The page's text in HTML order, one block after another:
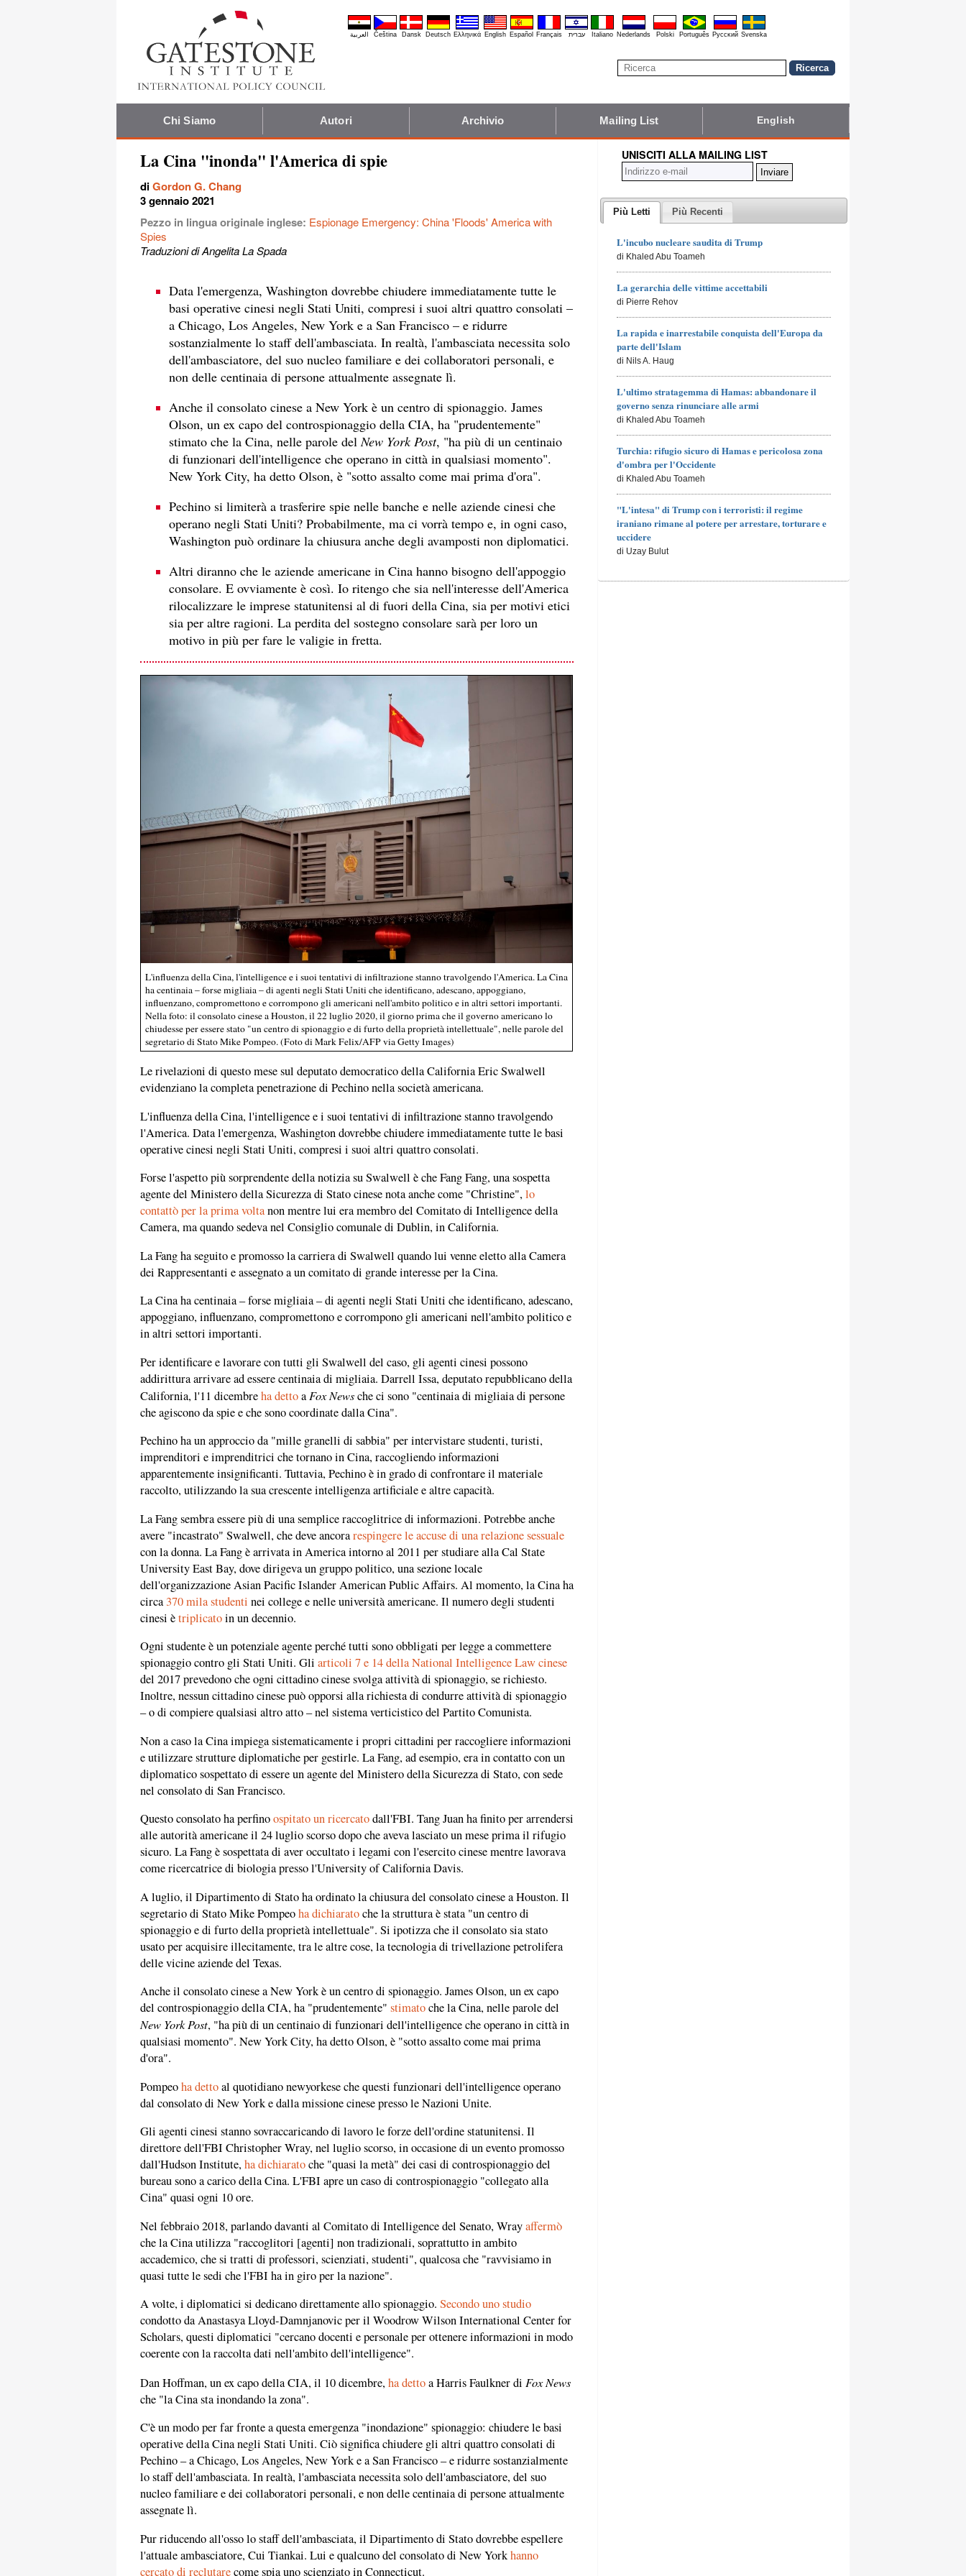
العربية Čeština Dansk Deutsch Ελληνικά English Español Français עברית Italiano Nederlands Polski Português Pyccĸий Svenska
Chi Siamo Autori Archivio Mailing List English
La Cina "inonda" l'America di spie
diGordon G. Chang
3 gennaio 2021
Pezzo in lingua originale inglese: Espionage Emergency: China 'Floods' America with
Spies
Traduzioni di Angelita La Spada
Data l'emergenza, Washington dovrebbe chiudere immediatamente tutte le
basi operative cinesi negli Stati Uniti, compresi i suoi altri quattro consolati –
a Chicago, Los Angeles, New York e a San Francisco – e ridurre
sostanzialmente lo staff dell'ambasciata. In realtà, l'ambasciata necessita solo
dell'ambasciatore, del suo nucleo familiare e dei collaboratori personali, e
non delle centinaia di persone attualmente assegnate lì.
Anche il consolato cinese a New York è un centro di spionaggio. James
Olson, un ex capo del controspionaggio della CIA, ha "prudentemente"
stimato che la Cina, nelle parole delNew York Post, "ha più di un centinaio
di funzionari dell'intelligence che operano in città in qualsiasi momento".
New York City, ha detto Olson, è "sotto assalto come mai prima d'ora".
Pechino si limiterà a trasferire spie nelle banche e nelle aziende cinesi che
operano negli Stati Uniti? Probabilmente, ma ci vorrà tempo e, in ogni caso,
Washington può ordinare la chiusura anche degli avamposti non diplomatici.
Altri diranno che le aziende americane in Cina hanno bisogno dell'appoggio
consolare. E ovviamente è così. Io ritengo che sia nell'interesse dell'America
rilocalizzare le imprese statunitensi al di fuori della Cina, sia per motivi etici
sia per altre ragioni. La perdita del sostegno consolare sarà per loro un
motivo in più per fare le valigie in fretta.
L'influenza della Cina, l'intelligence e i suoi tentativi di infiltrazione stanno travolgendo l'America. La Cina
ha centinaia – forse migliaia – di agenti negli Stati Uniti che identificano, adescano, appoggiano,
influenzano, compromettono e corrompono gli americani nell'ambito politico e in altri settori importanti.
Nella foto: il consolato cinese a Houston, il 22 luglio 2020, il giorno prima che il governo americano lo
chiudesse per essere stato "un centro di spionaggio e di furto della proprietà intellettuale", nelle parole del
segretario di Stato Mike Pompeo. (Foto di Mark Felix/AFP via Getty Images)
Le rivelazioni di questo mese sul deputato democratico della California Eric Swalwell
evidenziano la completa penetrazione di Pechino nella società americana.
L'influenza della Cina, l'intelligence e i suoi tentativi di infiltrazione stanno travolgendo
l'America. Data l'emergenza, Washington dovrebbe chiudere immediatamente tutte le basi
operative cinesi negli Stati Uniti, compresi i suoi altri quattro consolati.
Forse l'aspetto più sorprendente della notizia su Swalwell è che Fang Fang, una sospetta
agente del Ministero della Sicurezza di Stato cinese nota anche come "Christine",lo
contattò per la prima voltanon mentre lui era membro del Comitato di Intelligence della
Camera, ma quando sedeva nel Consiglio comunale di Dublin, in California.
La Fang ha seguito e promosso la carriera di Swalwell quando lui venne eletto alla Camera
dei Rappresentanti e assegnato a un comitato di grande interesse per la Cina.
La Cina ha centinaia – forse migliaia – di agenti negli Stati Uniti che identificano, adescano,
appoggiano, influenzano, compromettono e corrompono gli americani nell'ambito politico e
in altri settori importanti.
Per identificare e lavorare con tutti gli Swalwell del caso, gli agenti cinesi possono
addirittura arrivare ad essere centinaia di migliaia. Darrell Issa, deputato repubblicano della
California, l'11 dicembreha dettoa Fox Newsche ci sono "centinaia di migliaia di persone
che agiscono da spie e che sono coordinate dalla Cina".
Pechino ha un approccio da "mille granelli di sabbia" per intervistare studenti, turisti,
imprenditori e imprenditrici che tornano in Cina, raccogliendo informazioni
apparentemente insignificanti. Tuttavia, Pechino è in grado di confrontare il materiale
raccolto, utilizzando la sua crescente intelligenza artificiale e altre capacità.
La Fang sembra essere più di una semplice raccoglitrice di informazioni. Potrebbe anche
avere "incastrato" Swalwell, che deve ancorarespingere le accuse di una relazione sessuale
con la donna. La Fang è arrivata in America intorno al 2011 per studiare alla Cal State
University East Bay, dove dirigeva un gruppo politico, una sezione locale
dell'organizzazione Asian Pacific Islander American Public Affairs. Al momento, la Cina ha
circa 370 mila studenti nei college e nelle università americane. Il numero degli studenti
cinesi ètriplicatoin un decennio.
Ogni studente è un potenziale agente perché tutti sono obbligati per legge a commettere
spionaggio contro gli Stati Uniti. Gli articoli 7 e 14 della National Intelligence Law cinese
del 2017 prevedono che ogni cittadino cinese svolga attività di spionaggio, se richiesto.
Inoltre, nessun cittadino cinese può opporsi alla richiesta di condurre attività di spionaggio
– o di compiere qualsiasi altro atto – nel sistema verticistico del Partito Comunista.
Non a caso la Cina impiega sistematicamente i propri cittadini per raccogliere informazioni
e utilizzare strutture diplomatiche per gestirle. La Fang, ad esempio, era in contatto con un
diplomatico sospettato di essere un agente del Ministero della Sicurezza di Stato, con sede
nel consolato di San Francisco.
Questo consolato ha perfinoospitato un ricercatodall'FBI. Tang Juan ha finito per arrendersi
alle autorità americane il 24 luglio scorso dopo che aveva lasciato un mese prima il rifugio
sicuro. La Fang è sospettata di aver occultato i legami con l'esercito cinese mentre lavorava
come ricercatrice di biologia presso l'University of California Davis.
A luglio, il Dipartimento di Stato ha ordinato la chiusura del consolato cinese a Houston. Il
segretario di Stato Mike Pompeoha dichiaratoche la struttura è stata "un centro di
spionaggio e di furto della proprietà intellettuale". Si ipotizza che il consolato sia stato
usato per acquisire illecitamente, tra le altre cose, la tecnologia di trivellazione petrolifera
delle vicine aziende del Texas.
Anche il consolato cinese a New York è un centro di spionaggio. James Olson, un ex capo
del controspionaggio della CIA, ha "prudentemente" stimatoche la Cina, nelle parole del
New York Post, "ha più di un centinaio di funzionari dell'intelligence che operano in città in
qualsiasi momento". New York City, ha detto Olson, è "sotto assalto come mai prima
d'ora".
Pompeoha dettoal quotidiano newyorkese che questi funzionari dell'intelligence operano
dal consolato di New York e dalla missione cinese presso le Nazioni Unite.
Gli agenti cinesi stanno sovraccaricando di lavoro le forze dell'ordine statunitensi. Il
direttore dell'FBI Christopher Wray, nel luglio scorso, in occasione di un evento promosso
dall'Hudson Institute,ha dichiaratoche "quasi la metà" dei casi di controspionaggio del
bureau sono a carico della Cina. L'FBI apre un caso di controspionaggio "collegato alla
Cina" quasi ogni 10 ore.
Nel febbraio 2018, parlando davanti al Comitato di Intelligence del Senato, Wrayaffermò
che la Cina utilizza "raccoglitori [agenti] non tradizionali, soprattutto in ambito
accademico, che si tratti di professori, scienziati, studenti", qualcosa che "ravvisiamo in
quasi tutte le sedi che l'FBI ha in giro per la nazione".
A volte, i diplomatici si dedicano direttamente allo spionaggio. Secondo uno studio
condotto da Anastasya Lloyd-Damnjanovic per il Woodrow Wilson International Center for
Scholars, questi diplomatici "cercano docenti e personale per ottenere informazioni in modo
coerente con la raccolta dati nell'ambito dell'intelligence".
Dan Hoffman, un ex capo della CIA, il 10 dicembre,ha dettoa Harris Faulkner di Fox News
che "la Cina sta inondando la zona".
C'è un modo per far fronte a questa emergenza "inondazione" spionaggio: chiudere le basi
operative della Cina negli Stati Uniti. Ciò significa chiudere gli altri quattro consolati di
Pechino – a Chicago, Los Angeles, New York e a San Francisco – e ridurre sostanzialmente
lo staff dell'ambasciata. In realtà, l'ambasciata necessita solo dell'ambasciatore, del suo
nucleo familiare e dei collaboratori personali, e non delle centinaia di persone attualmente
assegnate lì.
Pur riducendo all'osso lo staff dell'ambasciata, il Dipartimento di Stato dovrebbe espellere
l'attuale ambasciatore, Cui Tiankai. Lui e qualcuno del consolato di New Yorkhanno
cercato di reclutarecome spia uno scienziato in Connecticut.
UNISCITI ALLA MAILING LIST
Più Letti Più Recenti
L'incubo nucleare saudita di Trump
di Khaled Abu Toameh
La gerarchia delle vittime accettabili
di Pierre Rehov
La rapida e inarrestabile conquista dell'Europa da
parte dell'Islam
di Nils A. Haug
L'ultimo stratagemma di Hamas: abbandonare il
governo senza rinunciare alle armi
di Khaled Abu Toameh
Turchia: rifugio sicuro di Hamas e pericolosa zona
d'ombra per l'Occidente
di Khaled Abu Toameh
"L'intesa" di Trump con i terroristi: il regime
iraniano rimane al potere per arrestare, torturare e
uccidere
di Uzay Bulut